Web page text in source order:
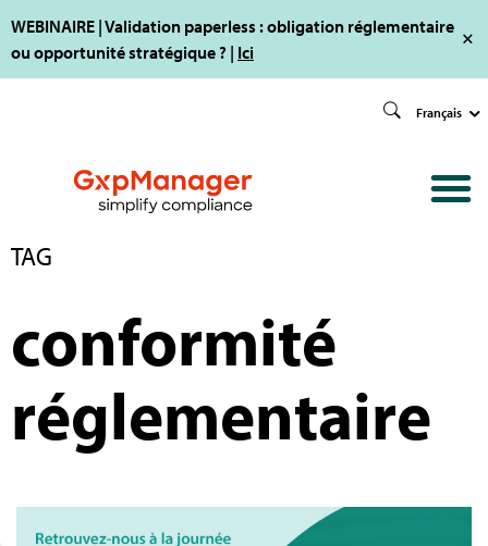
WEBINAIRE | Validation paperless : obligation réglementaire
ou opportunité stratégique ? | Ici
Français
TAG
conformité
réglementaire